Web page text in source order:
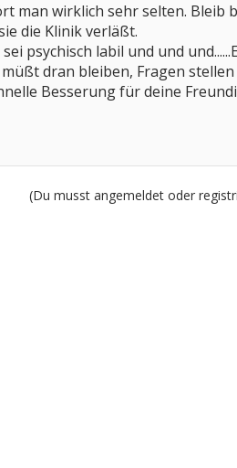
man wirklich sehr selten. Bleib
die Klinik verläßt.
psychisch labil und und
dran bleiben, Fragen
Besserung für deine
(Du musst angemeldet oder